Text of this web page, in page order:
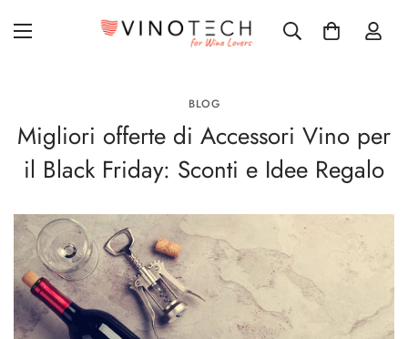
BLOG
Migliori offerte di Accessori Vino per
il Black Friday: Sconti e Idee Regalo